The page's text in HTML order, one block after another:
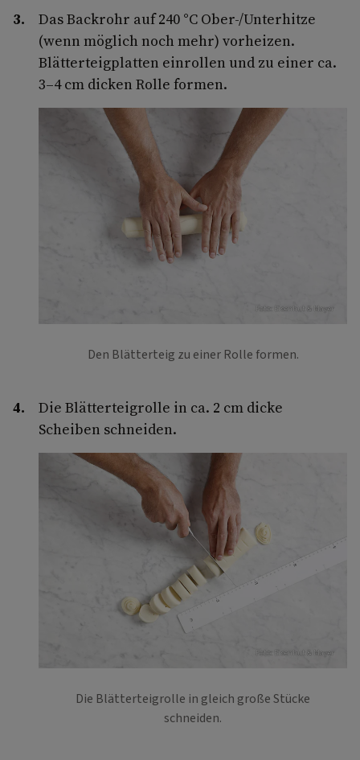
Das Backrohr auf 240 °C Ober-/Unterhitze
(wenn möglich noch mehr) vorheizen.
Blätterteigplatten einrollen und zu einer ca.
3–4 cm dicken Rolle formen.
Foto: Eisenhut & Mayer
Den Blätterteig zu einer Rolle formen.
Die Blätterteigrolle in ca. 2 cm dicke
Scheiben schneiden.
Foto: Eisenhut & Mayer
Die Blätterteigrolle in gleich große Stücke
schneiden.